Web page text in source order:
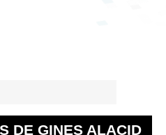
DE GINES ALACID